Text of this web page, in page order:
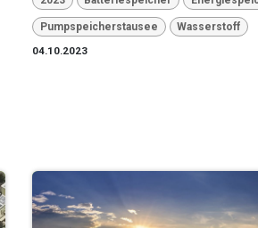
Pumpspeicherstausee
Wasserstoff
04.10.2023